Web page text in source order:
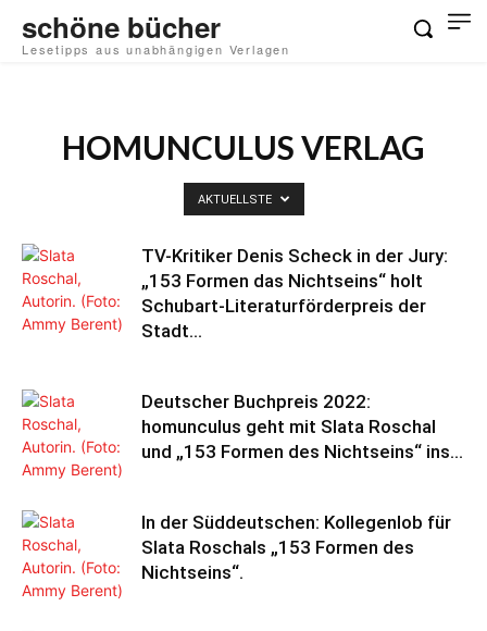
schöne bücher
Lesetipps aus unabhängigen Verlagen
HOMUNCULUS VERLAG
AKTUELLSTE
TV-Kritiker Denis Scheck in der Jury:
„153 Formen das Nichtseins“ holt
Schubart-Literaturförderpreis der
Stadt...
Deutscher Buchpreis 2022:
homunculus geht mit Slata Roschal
und „153 Formen des Nichtseins“ ins...
In der Süddeutschen: Kollegenlob für
Slata Roschals „153 Formen des
Nichtseins“.